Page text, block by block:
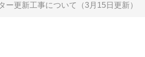
更新工事について（3月15日更新）